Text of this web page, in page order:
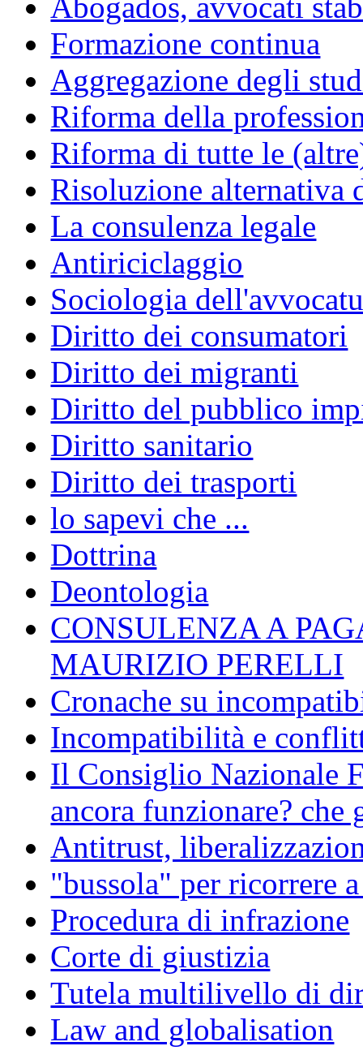
Abogados, avvocati
Formazione continua
Aggregazione degli
Riforma della
Riforma di tutte le
Risoluzione alternativa
La consulenza legale
Antiriciclaggio
Sociologia
Diritto dei consumatori
Diritto dei migranti
Diritto del pubblico
Diritto sanitario
Diritto dei trasporti
lo sapevi che ...
Dottrina
Deontologia
CONSULENZA A
MAURIZIO PERELLI
Cronache su
Incompatibilità e
Il Consiglio Nazionale
ancora funzionare? che
Antitrust,
"bussola" per ricorrere
Procedura di infrazione
Corte di giustizia
Tutela multilivello di
Law and globalisation